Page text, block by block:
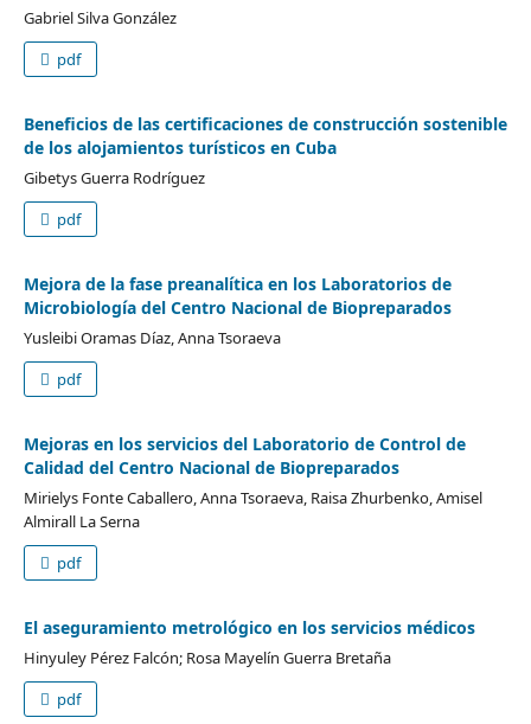
Gabriel Silva González
pdf
Beneficios de las certificaciones de construcción sostenible
de los alojamientos turísticos en Cuba
Gibetys Guerra Rodríguez
pdf
Mejora de la fase preanalítica en los Laboratorios de
Microbiología del Centro Nacional de Biopreparados
Yusleibi Oramas Díaz, Anna Tsoraeva
pdf
Mejoras en los servicios del Laboratorio de Control de
Calidad del Centro Nacional de Biopreparados
Mirielys Fonte Caballero, Anna Tsoraeva, Raisa Zhurbenko, Amisel
Almirall La Serna
pdf
El aseguramiento metrológico en los servicios médicos
Hinyuley Pérez Falcón; Rosa Mayelín Guerra Bretaña
pdf